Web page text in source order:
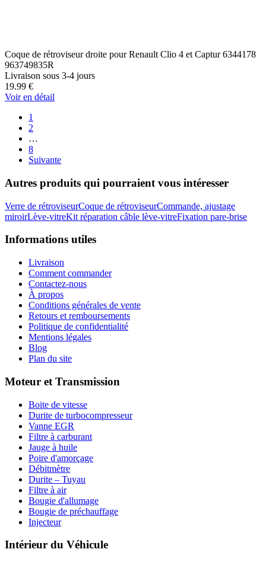
Coque de rétroviseur droite pour Renault Clio 4 et Captur 6344178
963749835R
Livraison sous 3-4 jours
19.99 €
Voir en détail
1
2
…
8
Suivante
Autres produits qui pourraient vous intéresser
Verre de rétroviseurCoque de rétroviseurCommande, ajustage
miroirLève-vitreKit réparation câble lève-vitreFixation pare-brise
Informations utiles
Livraison
Comment commander
Contactez-nous
À propos
Conditions générales de vente
Retours et remboursements
Politique de confidentialité
Mentions légales
Blog
Plan du site
Moteur et Transmission
Boite de vitesse
Durite de turbocompresseur
Vanne EGR
Filtre à carburant
Jauge à huile
Poire d'amorçage
Débitmètre
Durite – Tuyau
Filtre à air
Bougie d'allumage
Bougie de préchauffage
Injecteur
Intérieur du Véhicule